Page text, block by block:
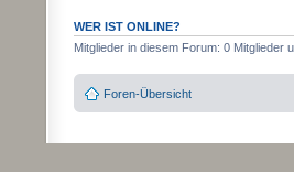
WER IST ONLINE?
Mitglieder in diesem Forum: 0 Mitglieder
Foren-Übersicht